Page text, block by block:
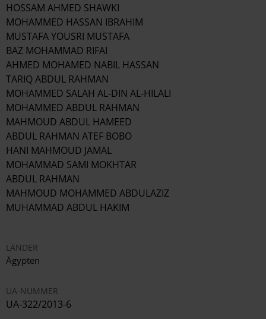
HOSSAM AHMED SHAWKI
MOHAMMED HASSAN IBRAHIM
MUSTAFA YOUSRI MUSTAFA
BAZ MOHAMMAD RIFAI
AHMED MOHAMED NABIL HASSAN
TARIQ ABDUL RAHMAN
MOHAMMED SALAH AL-DIN AL-HILALI
MOHAMMED ABDUL RAHMAN
MAHMOUD ABDUL HAMEED
ABDUL RAHMAN ATEF BOBO
HANI MAHMOUD JAMAL
MOHAMMAD SAMI MOKHTAR
ABDUL RAHMAN
MAHMOUD MOHAMMED ABDULAZIZ
MUHAMMAD ABDUL HAKIM
LÄNDER
Ägypten
UA-NUMMER
UA-322/2013-6